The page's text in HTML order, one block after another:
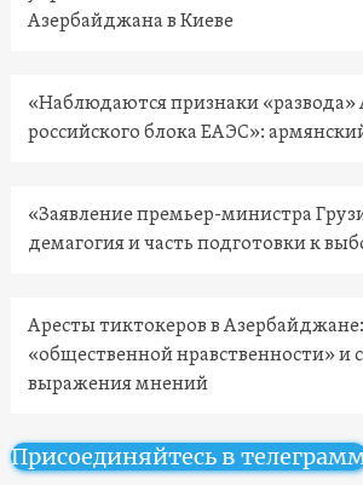
Азербайджана в Киеве
«Наблюдаются признаки
российского блока ЕАЭС»:
«Заявление премьер-министра
демагогия и часть подготовки к
Аресты тиктокеров в
«общественной нравственности» и
выражения мнений
Присоединяйтесь в